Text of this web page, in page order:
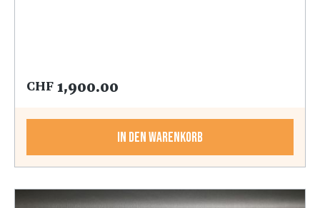
CHF 1,900.00
In den Warenkorb